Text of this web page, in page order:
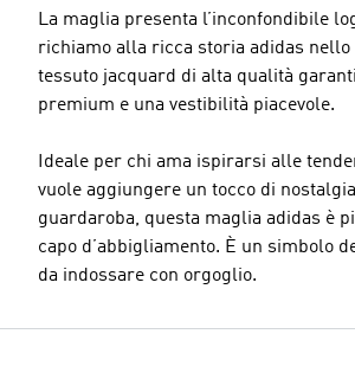
La maglia presenta l’inconfondibile
richiamo alla ricca storia adidas
tessuto jacquard di alta qualità
premium e una vestibilità piacevole.
Ideale per chi ama ispirarsi alle
vuole aggiungere un tocco di
guardaroba, questa maglia adidas è
capo d’abbigliamento. È un simbolo
da indossare con orgoglio.